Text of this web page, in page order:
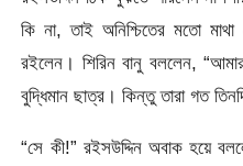
কি না, তাই অনিশ্চিতের মতো মাথা
রইলেন। শিরিন বানু বললেন,
বুদ্ধিমান ছাত্র। কিন্তু তারা গত
“সে কী!” রইসউদ্দিন অবাক হয়ে